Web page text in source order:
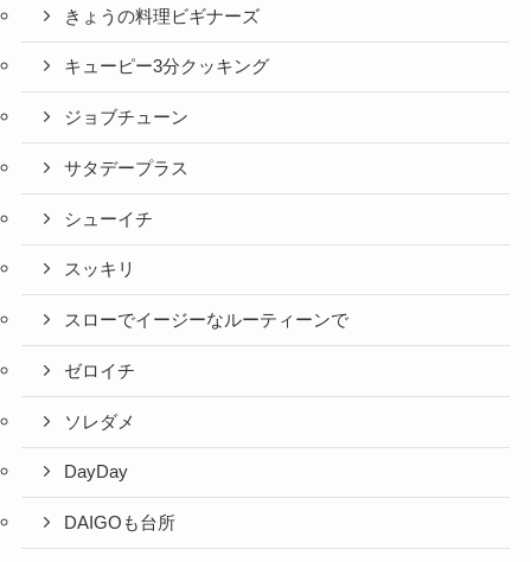
きょうの料理ビギナーズ
キューピー3分クッキング
ジョブチューン
サタデープラス
シューイチ
スッキリ
スローでイージーなルーティーンで
ゼロイチ
ソレダメ
DayDay
DAIGOも台所